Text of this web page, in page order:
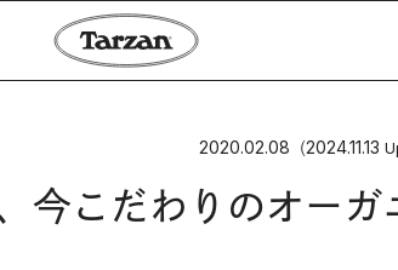
2020.02.08 （2024.11.13
今こだわりのオーガ